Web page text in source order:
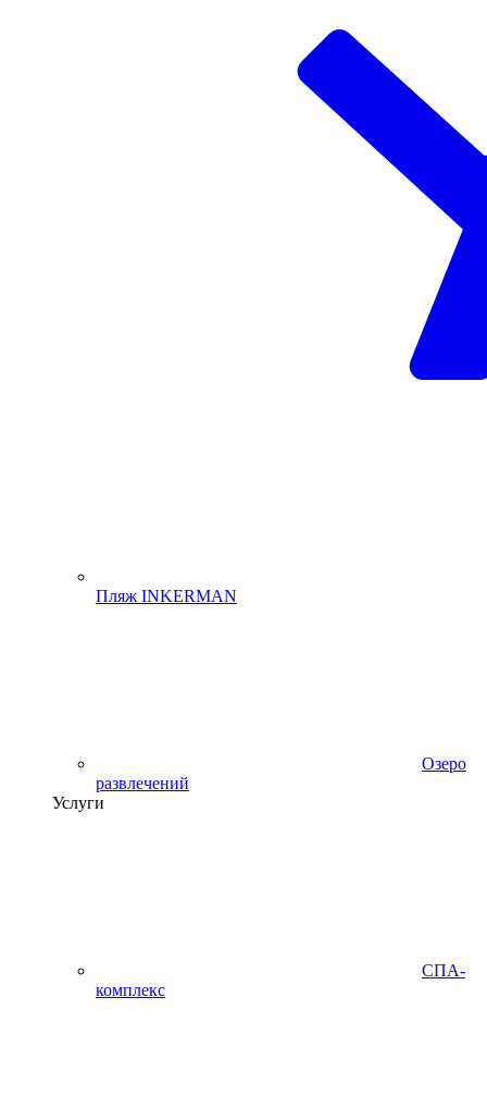
Пляж INKERMAN
Озеро
развлечений
Услуги
СПА-
комплекс